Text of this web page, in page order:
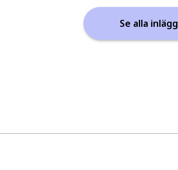
Se alla inlägg